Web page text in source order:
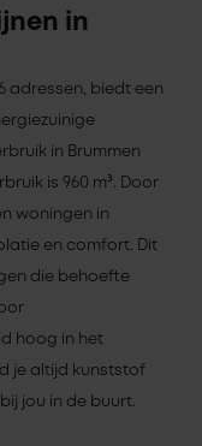
in
adressen, biedt een
in Brummen
is 960 m³. Door
woningen in
en comfort. Dit
die behoefte
hoog in het
je altijd kunststof
jou in de buurt.